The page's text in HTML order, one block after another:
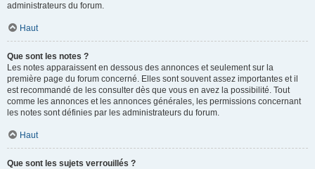
administrateurs du forum.
Haut
Que sont les notes ?
Les notes apparaissent en dessous des annonces et seulement sur la
première page du forum concerné. Elles sont souvent assez importantes et il
est recommandé de les consulter dès que vous en avez la possibilité. Tout
comme les annonces et les annonces générales, les permissions concernant
les notes sont définies par les administrateurs du forum.
Haut
Que sont les sujets verrouillés ?